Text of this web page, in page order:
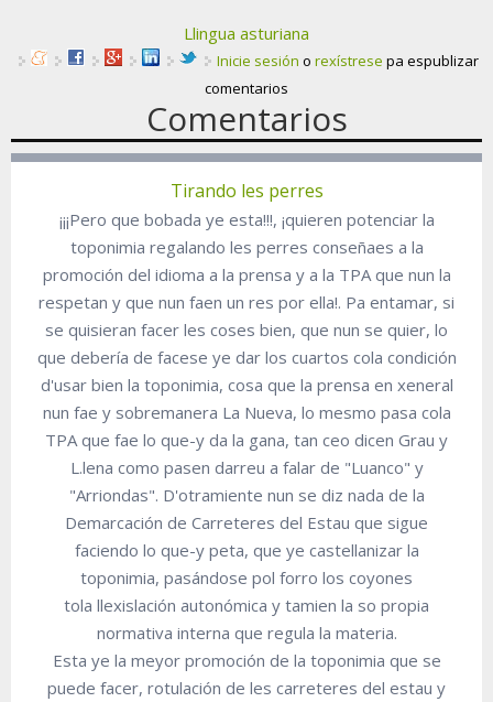
Llingua asturiana
Inicie sesión o rexístrese pa espublizar
comentarios
Comentarios
Tirando les perres
¡¡¡Pero que bobada ye esta!!!, ¡quieren potenciar la
toponimia regalando les perres conseñaes a la
promoción del idioma a la prensa y a la TPA que nun la
respetan y que nun faen un res por ella!. Pa entamar, si
se quisieran facer les coses bien, que nun se quier, lo
que debería de facese ye dar los cuartos cola condición
d'usar bien la toponimia, cosa que la prensa en xeneral
nun fae y sobremanera La Nueva, lo mesmo pasa cola
TPA que fae lo que-y da la gana, tan ceo dicen Grau y
L.lena como pasen darreu a falar de "Luanco" y
"Arriondas". D'otramiente nun se diz nada de la
Demarcación de Carreteres del Estau que sigue
faciendo lo que-y peta, que ye castellanizar la
toponimia, pasándose pol forro los coyones
tola llexislación autonómica y tamien la so propia
normativa interna que regula la materia.
Esta ye la meyor promoción de la toponimia que se
puede facer, rotulación de les carreteres del estau y